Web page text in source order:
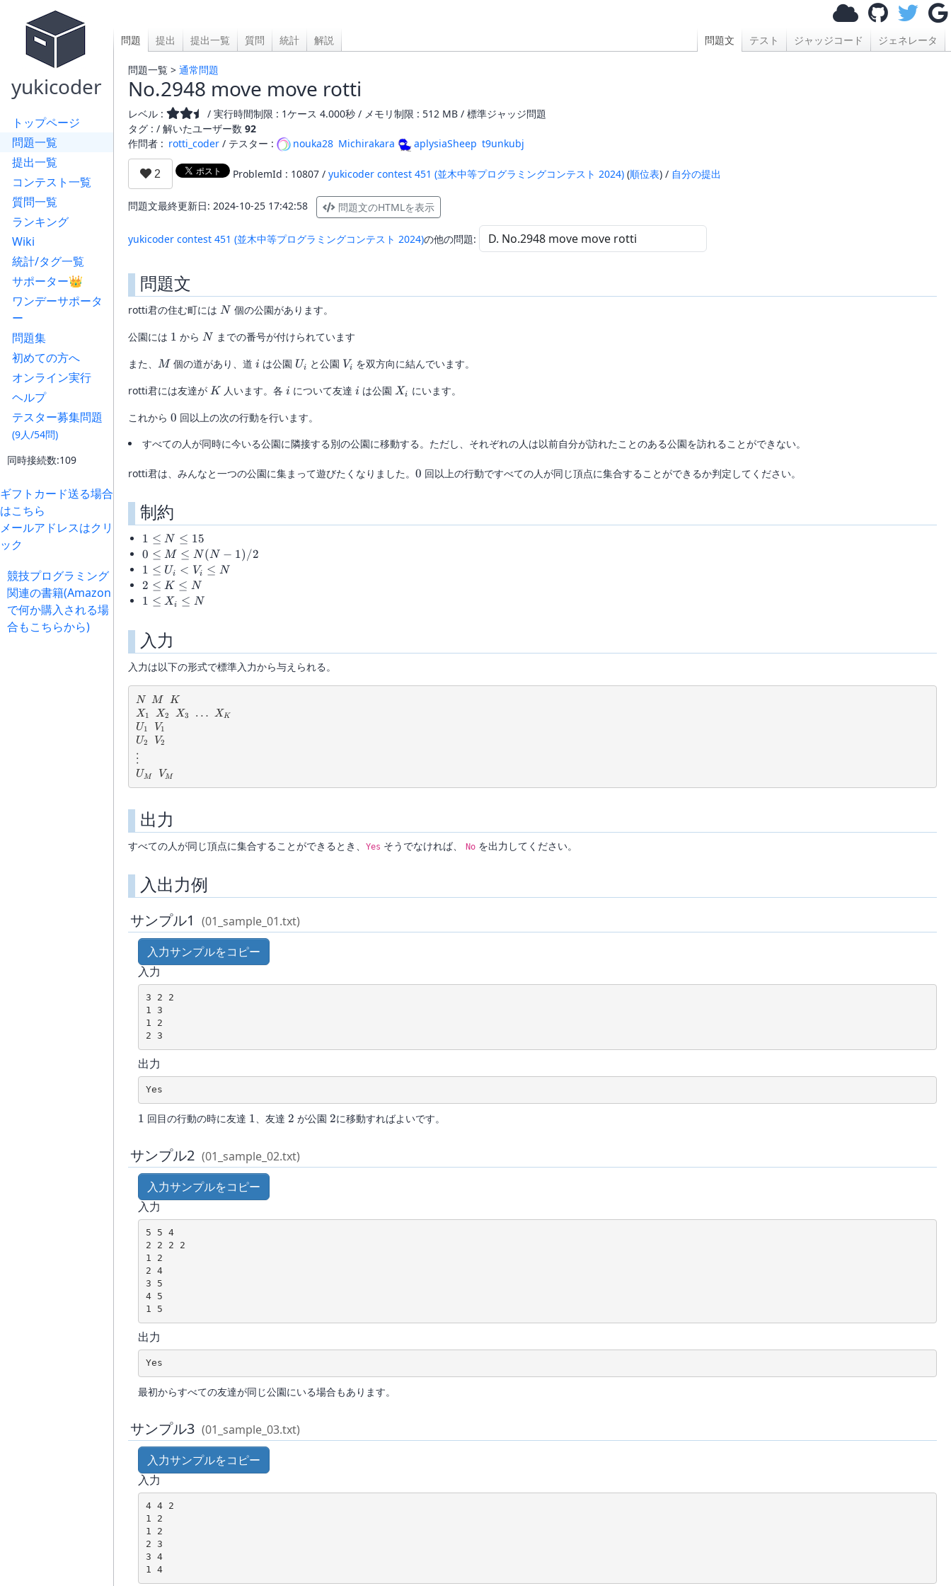
yukicoder
トップページ
問題一覧
提出一覧
コンテスト一覧
質問一覧
ランキング
Wiki
統計/タグ一覧
サポーター👑
ワンデーサポータ
ー
問題集
初めての方へ
オンライン実行
ヘルプ
テスター募集問題
(9人/54問)
同時接続数:109
ギフトカード送る場合
はこちら
メールアドレスはクリ
ック
競技プログラミング
関連の書籍(Amazon
で何か購入される場
合もこちらから)
問題 提出 提出一覧 質問 統計 解説 問題文 テスト ジャッジコード ジェネレータ
問題一覧 > 通常問題
No.2948 move move rotti
レベル :
/ 実行時間制限 : 1ケース 4.000秒 / メモリ制限 : 512 MB / 標準ジャッジ問題
タグ : / 解いたユーザー数 92
作問者 : rotti_coder / テスター : nouka28 Michirakara aplysiaSheep t9unkubj
ProblemId : 10807 / yukicoder contest 451 (並木中等プログラミングコンテスト 2024) (順位表) / 自分の提出
問題文最終更新日: 2024-10-25 17:42:58 問題文のHTMLを表示
yukicoder contest 451 (並木中等プログラミングコンテスト 2024)の他の問題:
問題文
rotti君の住む町には N
N 個の公園があります。
公園には 1
1 から N
N までの番号が付けられています
また、 M
M個の道があり、道 i
i は公園 U_i
Ui と公園 V_i
Vi を双方向に結んでいます。
rotti君には友達が K
K 人います。各i
i について友達i
i は公園X_i
Xi
にいます。
これから 0
0 回以上の次の行動を行います。
すべての人が同時に今いる公園に隣接する別の公園に移動する。ただし、それぞれの人は以前自分が訪れたことのある公園を訪れることができない。
rotti君は、みんなと一つの公園に集まって遊びたくなりました。 0
0 回以上の行動ですべての人が同じ頂点に集合することができるか判定してください。
制約
1\leq
N\leq
15
1 ≤ N ≤ 15
0\leq
M\leq
N(N-
1)/2
0 ≤ M ≤ N (N − 1) /2
1\leq
U_i
<
N
1 ≤ Ui < Vi ≤ N
2\leq
K\leq
2 ≤ K ≤ N
1\leq
N
1 ≤ Xi ≤ N
入力
入力は以下の形式で標準入力から与えられる。
N
N M
M K
K
X_1
X1 X_2
X2 X_3
X3 \dots
… X_K
XK
U_1
U1 V_1
V1
U_2
U2 V_2
V2
\vdots
⋮
U_M
U M V_M
VM
出力
すべての人が同じ頂点に集合することができるとき、 Yes そうでなければ、 No を出力してください。
入出力例
サンプル1
(01_sample_01.txt)
入力サンプルをコピー
入力
3 2 2
1 3
1 2
出力
Yes
1
1 回目の行動の時に友達 1
1、友達 2
2 が公園 2
2に移動すればよいです。
サンプル2 (01_sample_02.txt)
入力サンプルをコピー
入力
5 5 4
2 2 2 2
1 2
2 4
3 5
4 5
出力
Yes
最初からすべての友達が同じ公園にいる場合もあります。
サンプル3 (01_sample_03.txt)
入力サンプルをコピー
入力
4 4 2
1 2
1 2
2 3
3 4
1 4